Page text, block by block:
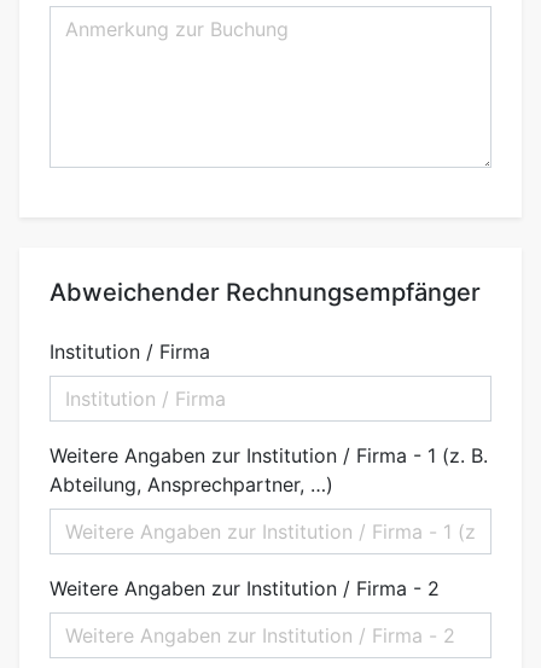
Abweichender Rechnungsempfänger
Institution / Firma
Weitere Angaben zur Institution / Firma - 1 (z. B.
Abteilung, Ansprechpartner, …)
Weitere Angaben zur Institution / Firma - 2